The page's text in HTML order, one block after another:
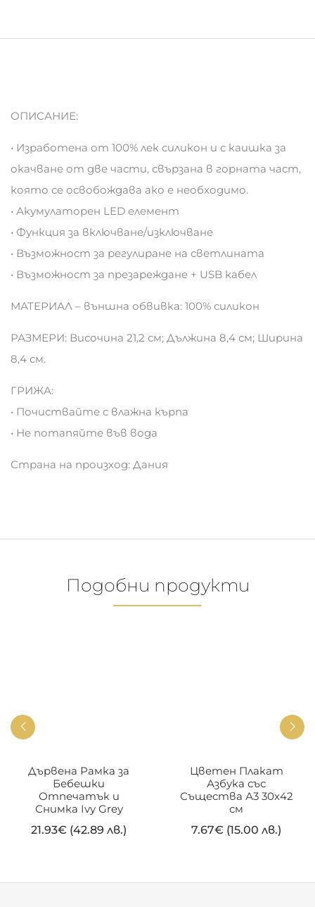
ОПИСАНИЕ:
• Изработена от 100% лек силикон и с каишка за
окачване от две части, свързана в горната част,
която се освобождава ако е необходимо.
• Акумулаторен LED елемент
• Функция за включване/изключване
• Възможност за регулиране на светлината
• Възможност за презареждане + USB кабел
МАТЕРИАЛ – външна обвивка: 100% силикон
РАЗМЕРИ: Височина 21,2 см; Дължина 8,4 см; Ширина
8,4 см.
ГРИЖА:
• Почиствайте с влажна кърпа
• Не потапяйте във вода
Страна на произход: Дания
Подобни продукти
Дървена Рамка за
Бебешки
Отпечатък и
Снимка Ivy Grey
21.93€ (42.89 лв.)
Цветен Плакат
Азбука със
Същества А3 30х42
см
7.67€ (15.00 лв.)